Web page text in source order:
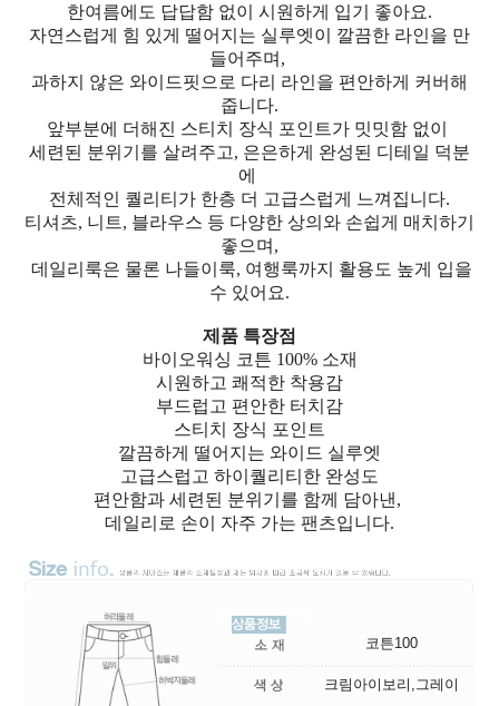
한여름에도 답답함 없이 시원하게 입기 좋아요.
자연스럽게 힘 있게 떨어지는 실루엣이 깔끔한 라인을 만
들어주며,
과하지 않은 와이드핏으로 다리 라인을 편안하게 커버해
줍니다.
앞부분에 더해진 스티치 장식 포인트가 밋밋함 없이
세련된 분위기를 살려주고, 은은하게 완성된 디테일 덕분
에
전체적인 퀄리티가 한층 더 고급스럽게 느껴집니다.
티셔츠, 니트, 블라우스 등 다양한 상의와 손쉽게 매치하기
좋으며,
데일리룩은 물론 나들이룩, 여행룩까지 활용도 높게 입을
수 있어요.
제품 특장점
바이오워싱 코튼 100% 소재
시원하고 쾌적한 착용감
부드럽고 편안한 터치감
스티치 장식 포인트
깔끔하게 떨어지는 와이드 실루엣
고급스럽고 하이퀄리티한 완성도
편안함과 세련된 분위기를 함께 담아낸,
데일리로 손이 자주 가는 팬츠입니다.
코튼100
크림아이보리,그레이